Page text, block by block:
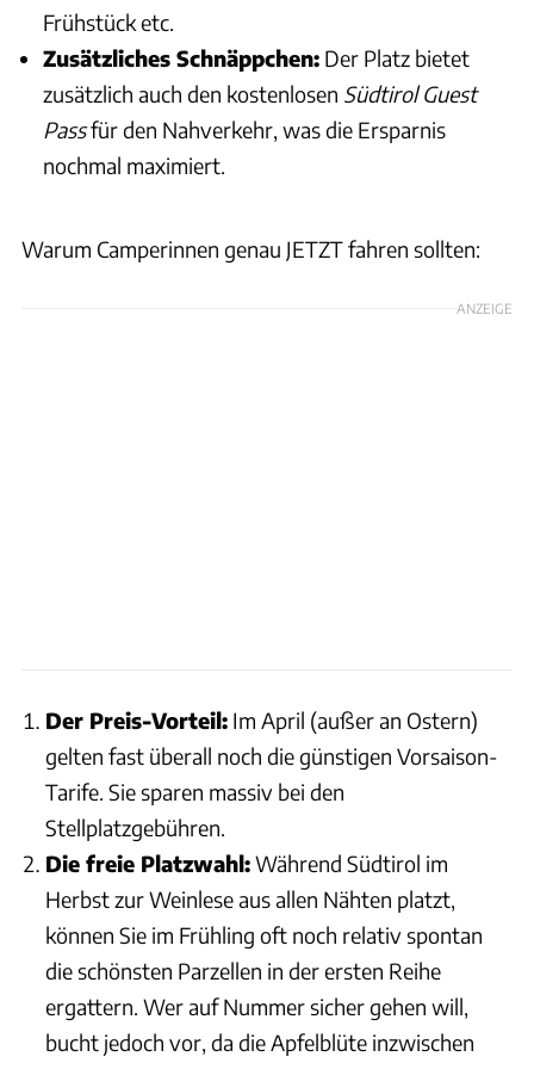
Frühstück etc.
Zusätzliches Schnäppchen: Der Platz bietet
zusätzlich auch den kostenlosen Südtirol Guest
Passfür den Nahverkehr, was die Ersparnis
nochmal maximiert.
Warum Camperinnen genau JETZT fahren sollten:
ANZEIGE
Der Preis-Vorteil: Im April (außer an Ostern)
gelten fast überall noch die günstigen Vorsaison-
Tarife. Sie sparen massiv bei den
Stellplatzgebühren.
Die freie Platzwahl:Während Südtirol im
Herbst zur Weinlese aus allen Nähten platzt,
können Sie im Frühling oft noch relativ spontan
die schönsten Parzellen in der ersten Reihe
ergattern. Wer auf Nummer sicher gehen will,
bucht jedoch vor, da die Apfelblüte inzwischen